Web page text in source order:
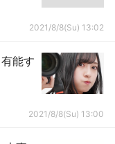
2021/8/8(Su) 13:02
能す
2021/8/8(Su) 13:00